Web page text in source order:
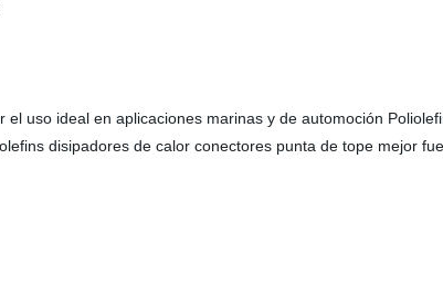
uso ideal en aplicaciones marinas y de automoción
disipadores de calor conectores punta de tope mejor